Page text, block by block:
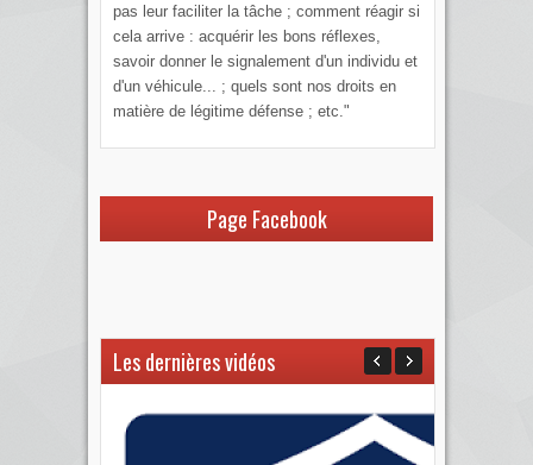
pas leur faciliter la tâche ; comment réagir si
cela arrive : acquérir les bons réflexes,
savoir donner le signalement d'un individu et
d'un véhicule... ; quels sont nos droits en
matière de légitime défense ; etc."
Page Facebook
Les dernières vidéos